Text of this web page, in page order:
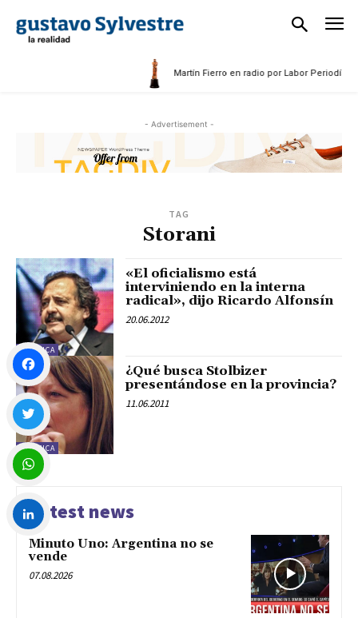
Martín Fierro en radio por Labor
- Advertisement -
TAG
Storani
POLÍTICA
«El oficialismo está
interviniendo en la interna
radical», dijo Ricardo Alfonsín
20.06.2012
POLÍTICA
¿Qué busca Stolbizer
presentándose en la provincia?
11.06.2011
Latest news
Minuto Uno: Argentina no se
vende
07.08.2026
Facebook
Twitter
WhatsApp
LinkedIn